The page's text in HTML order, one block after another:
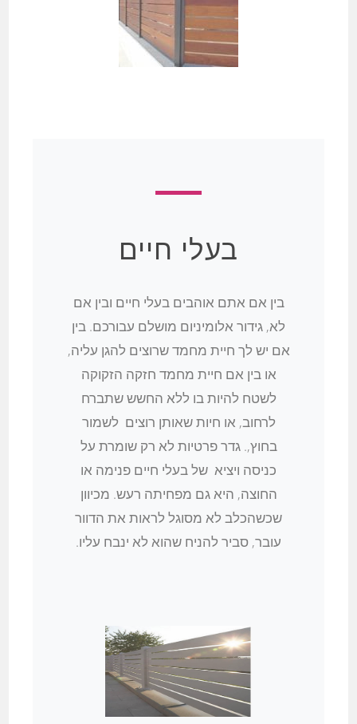
בעלי חיים
בין אם אתם אוהבים בעלי חיים ובין אם
לא, גידור אלומיניום מושלם עבורכם. בין
אם יש לך חיית מחמד שרוצים להגן עליה,
או בין אם חיית מחמד חזקה הזקוקה
לשטח להיות בו ללא החשש שתברח
לרחוב, או חיות שאותן רוצים לשמור
בחוץ,. גדר פרטיות לא רק שומרת על
כניסה ויציא של בעלי חיים פנימה או
החוצה, היא גם מפחיתה רעש. מכיוון
שכשהכלב לא מסוגל לראות את הדוור
עובר, סביר להניח שהוא לא ינבח עליו.